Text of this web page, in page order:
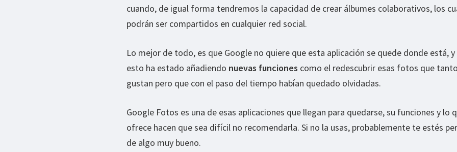
cuando, de igual forma tendremos la capacidad de crear álbumes colaborativos, los
podrán ser compartidos en cualquier red social.
Lo mejor de todo, es que Google no quiere que esta aplicación se quede donde está, y
esto ha estado añadiendo nuevas funciones como el redescubrir esas fotos que
gustan pero que con el paso del tiempo habían quedado olvidadas.
Google Fotos es una de esas aplicaciones que llegan para quedarse, su funciones y lo
ofrece hacen que sea difícil no recomendarla. Si no la usas, probablemente te estés
de algo muy bueno.